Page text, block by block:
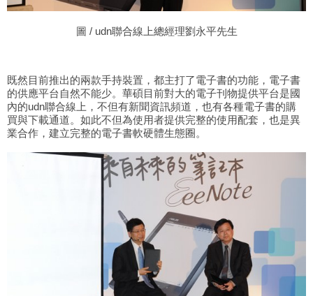
圖 / udn聯合線上總經理劉永平先生
既然目前推出的兩款手持裝置，都主打了電子書的功能，電子書
的供應平台自然不能少。華碩目前對大的電子刊物提供平台是國
內的udn聯合線上，不但有新聞資訊頻道，也有各種電子書的購
買與下載通道。如此不但為使用者提供完整的使用配套，也是異
業合作，建立完整的電子書軟硬體生態圈。